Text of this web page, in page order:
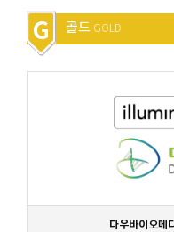
골드 GOLD
다우바이오메